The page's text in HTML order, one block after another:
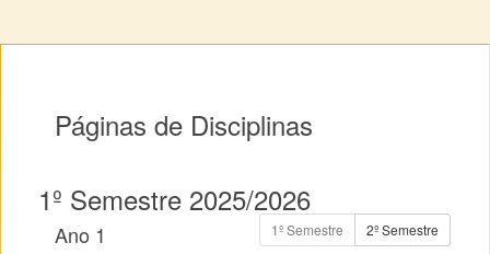
Páginas de Disciplinas
1º Semestre 2025/2026
1º Semestre 2º Semestre
Ano 1